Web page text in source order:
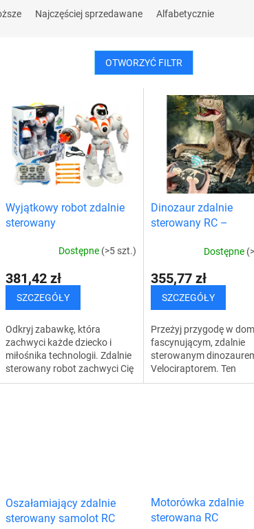
Najczęściej sprzedawane Alfabetycznie
OTWORZYĆ FILTR
Wyjątkowy robot zdalnie
sterowany
Dostępne (>5 szt.)
381,42 zł
SZCZEGÓŁY
Odkryj zabawkę, która
zachwyci każde dziecko i
miłośnika technologii. Zdalnie
sterowany robot zachwyci Cię
zabawnymi interaktywnymi
Dinozaur zdalnie
sterowany RC –
Dostępne
355,77 zł
SZCZEGÓŁY
Przeżyj przygodę w
fascynującym, zdalnie
sterowanym
Velociraptorem. Ten
wyjątkowy interaktywny
Oszałamiający zdalnie
sterowany samolot RC
Motorówka zdalnie
sterowana RC